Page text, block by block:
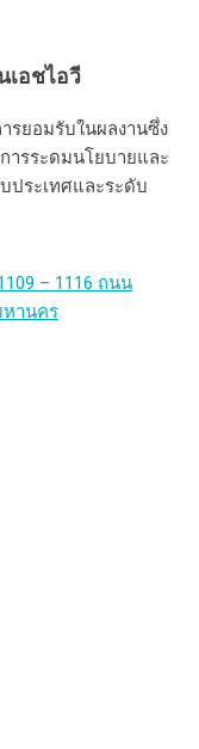
เอชไอวี
รยอมรับในผลงานซึ่ง
ารระดมนโยบายและ
ประเทศและระดับ
– 1116 ถนน
านคร